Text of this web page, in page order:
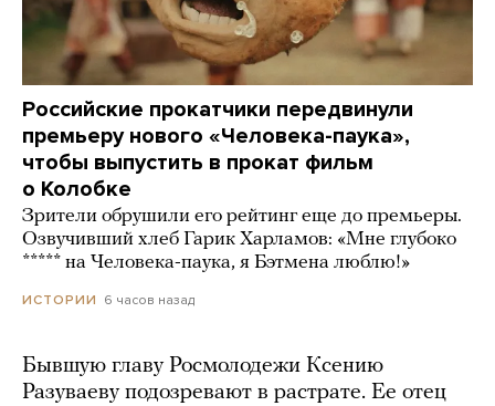
Российские прокатчики передвинули
премьеру нового «Человека-паука»,
чтобы выпустить в прокат фильм
о Колобке
Зрители обрушили его рейтинг еще до премьеры.
Озвучивший хлеб Гарик Харламов: «Мне глубоко
***** на Человека-паука, я Бэтмена люблю!»
ИСТОРИИ 6 часов назад
Бывшую главу Росмолодежи Ксению
Разуваеву подозревают в растрате. Ее отец